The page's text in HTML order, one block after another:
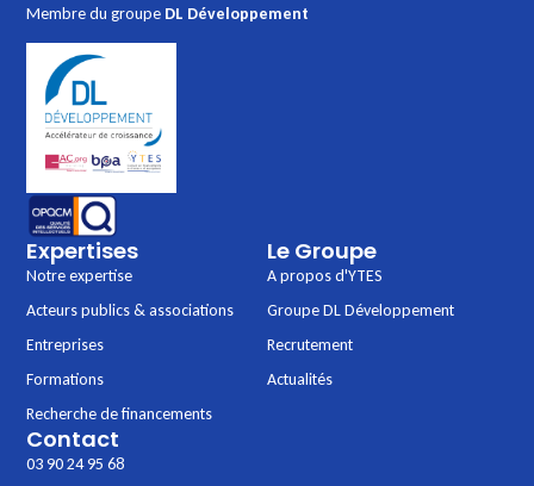
Membre du groupe DL Développement
Expertises
Notre expertise
Acteurs publics & associations
Entreprises
Formations
Recherche de financements
Le Groupe
A propos d'YTES
Groupe DL Développement
Recrutement
Actualités
Contact
03 90 24 95 68